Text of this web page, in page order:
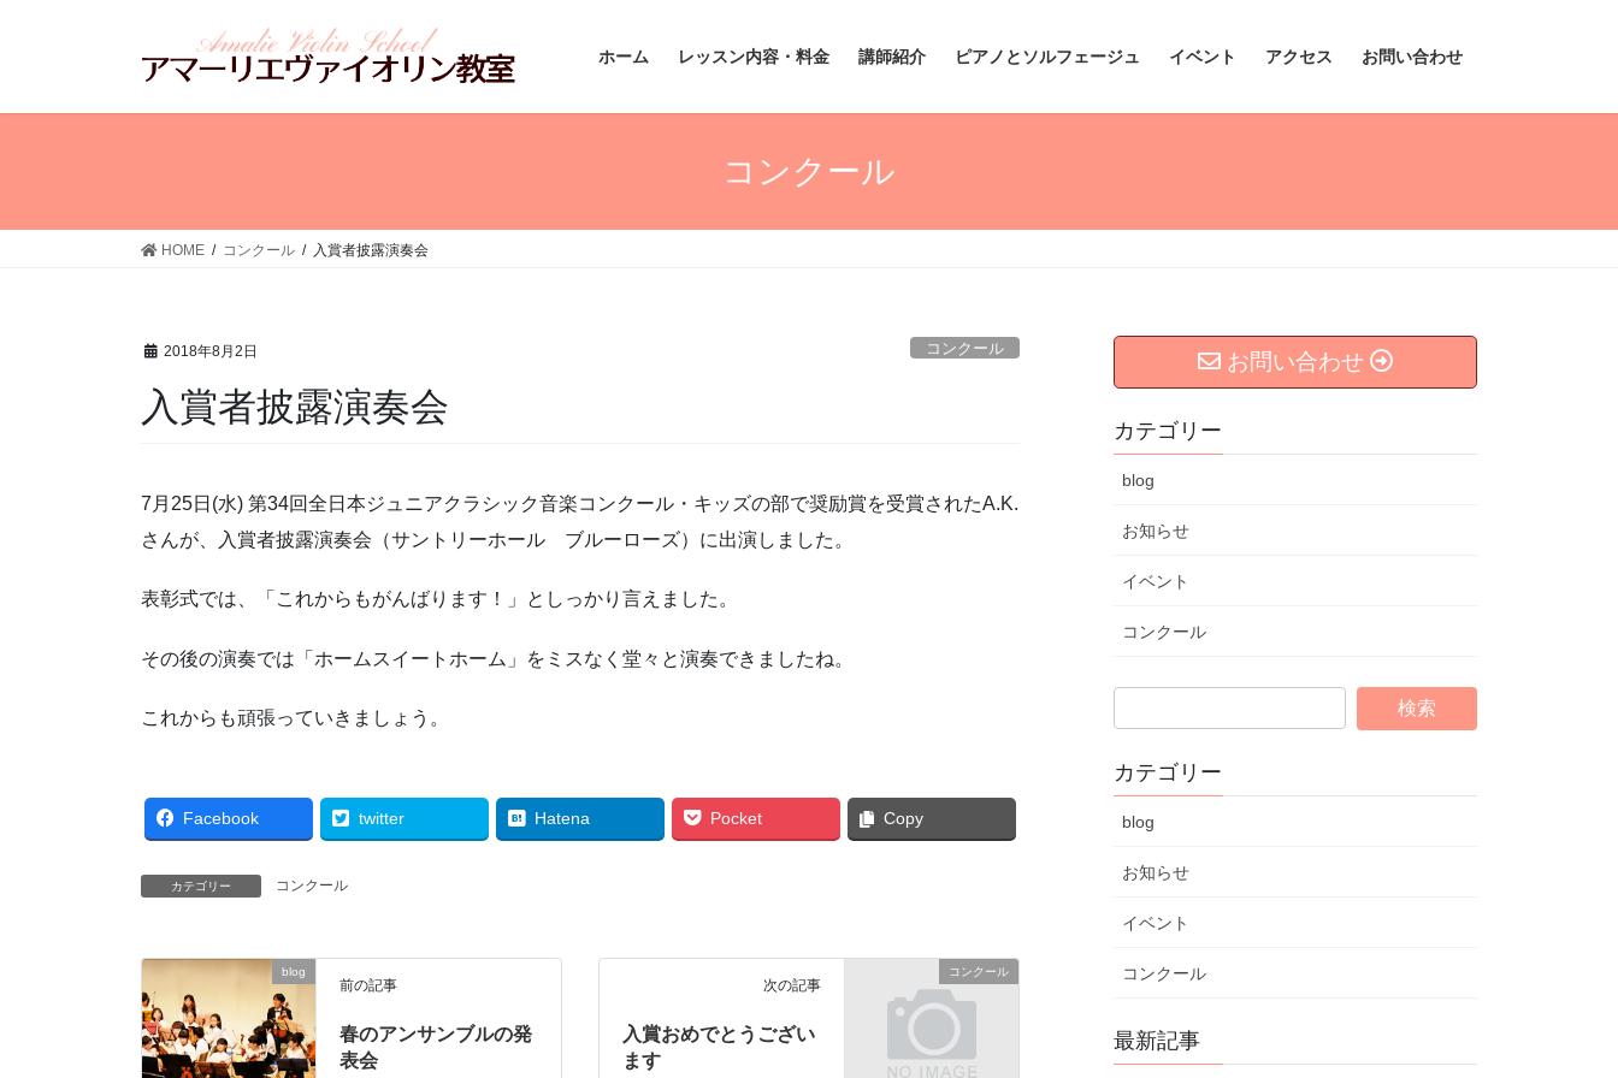
ホーム レッスン内容・料金 講師紹介 ピアノとソルフェージュ イベント アクセス お問い合わせ
コンクール
HOME コンクール 入賞者披露演奏会
2018年8月2日 コンクール
入賞者披露演奏会
7月25日(水) 第34回全日本ジュニアクラシック音楽コンクール・キッズの部で奨励賞を受賞されたA.K.
さんが、入賞者披露演奏会（サントリーホール ブルーローズ）に出演しました。
表彰式では、「これからもがんばります！」としっかり言えました。
その後の演奏では「ホームスイートホーム」をミスなく堂々と演奏できましたね。
これからも頑張っていきましょう。
Facebook twitter Hatena Pocket Copy
カテゴリー コンクール
blog
前の記事
春のアンサンブルの発
表会
コンクール
次の記事
入賞おめでとうござい
ます
お問い合わせ
カテゴリー
blog
お知らせ
イベント
コンクール
カテゴリー
blog
お知らせ
イベント
コンクール
最新記事